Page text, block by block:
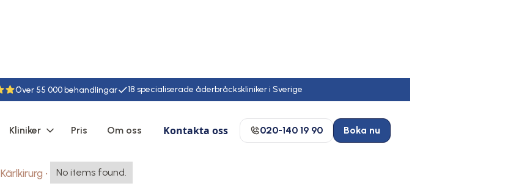
55 18
Kliniker Pris Om oss Kontakta oss 020-140 19 90 Boka nu
Kärlkirurg • No items found.